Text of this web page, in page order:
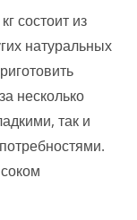
состоит из
натуральных
несколько
так и